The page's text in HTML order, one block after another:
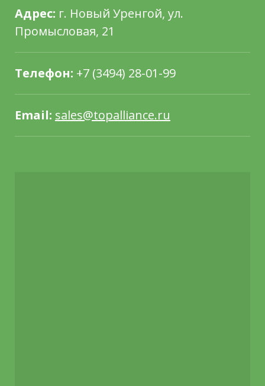
Адрес: г. Новый Уренгой, ул.
Промысловая, 21
Телефон: +7 (3494) 28-01-99
Email: sales@topalliance.ru